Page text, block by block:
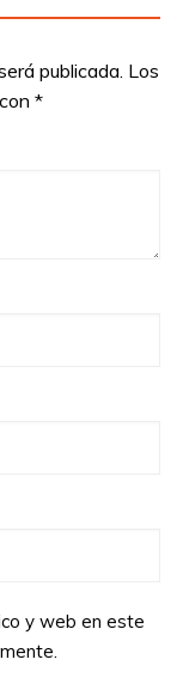
publicada. Los
*
y web en este